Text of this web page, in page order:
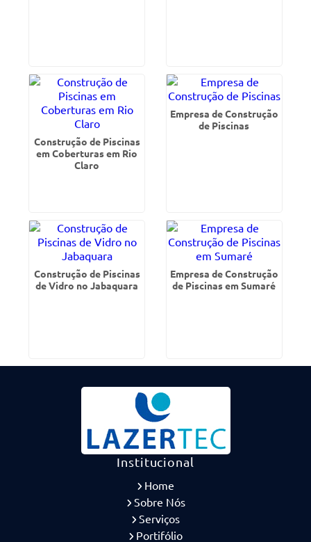
Construção de Piscinas
em Coberturas em Rio
Claro
Empresa de Construção
de Piscinas
Construção de Piscinas
de Vidro no Jabaquara
Empresa de Construção
de Piscinas em Sumaré
Institucional
Home
Sobre Nós
Serviços
Portifólio